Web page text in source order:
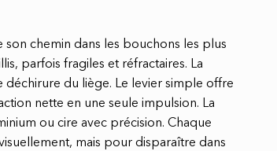
son chemin dans les bouchons les plus
parfois fragiles et réfractaires. La
déchirure du liège. Le levier simple offre
nette en une seule impulsion. La
ou cire avec précision. Chaque
mais pour disparaître dans